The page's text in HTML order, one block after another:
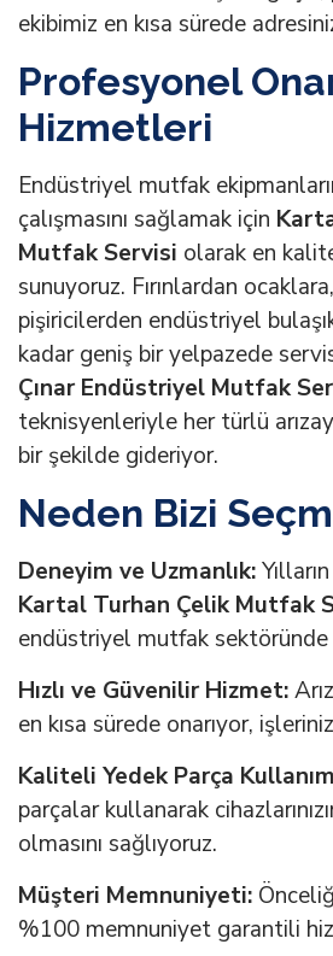
ekibimiz en kısa sürede
Profesyonel
Hizmetleri
Endüstriyel mutfak
çalışmasını sağlamak için
Mutfak Servisi olarak en
sunuyoruz. Fırınlardan
pişiricilerden endüstriyel
kadar geniş bir yelpazede
Çınar Endüstriyel Mutfak
teknisyenleriyle her türlü
bir şekilde gideriyor.
Neden Bizi
Deneyim ve Uzmanlık:
Kartal Turhan Çelik Mutfak
endüstriyel mutfak sektöründe
Hızlı ve Güvenilir Hizmet:
en kısa sürede onarıyor,
Kaliteli Yedek Parça
parçalar kullanarak
olmasını sağlıyoruz.
Müşteri Memnuniyeti:
%100 memnuniyet garantili